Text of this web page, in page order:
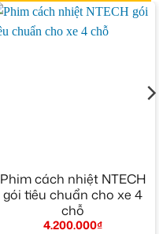
Phim cách nhiệt NTECH
gói tiêu chuẩn cho xe 4
chỗ
4.200.000₫